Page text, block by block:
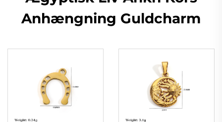
Anhængning Guldcharm